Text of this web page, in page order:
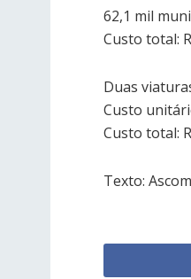
62,1 mil
Custo total:
Duas
Custo
Custo total:
Texto: